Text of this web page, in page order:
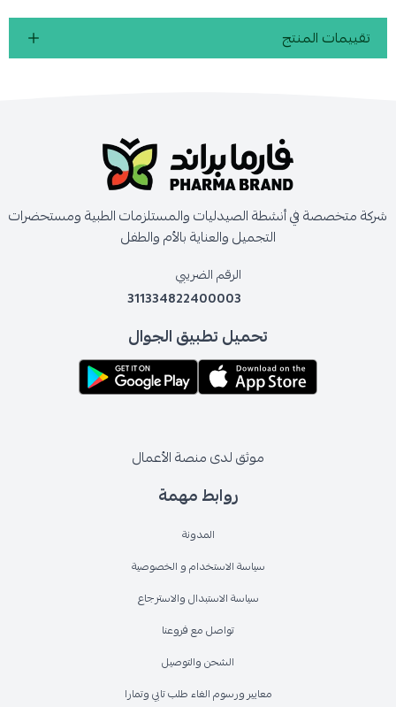
تقييمات المنتج
روابط مهمة
المدونة
سياسة الاستخدام و الخصوصية
سياسة الاستبدال والاسترجاع
تواصل مع فروعنا
الشحن والتوصيل
معايير ورسوم الغاء طلب تابي وتمارا
شركة متخصصة في أنشطة الصيدليات والمستلزمات الطبية ومستحضرات
التجميل والعناية بالأم والطفل
الرقم الضريبي
311334822400003
تحميل تطبيق الجوال
موثق لدى منصة الأعمال